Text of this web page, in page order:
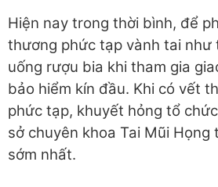
Hiện nay trong thời bình, để
thương phức tạp vành tai như
uống rượu bia khi tham gia
bảo hiểm kín đầu. Khi có vết
phức tạp, khuyết hỏng tổ
sở chuyên khoa Tai Mũi Họng
sớm nhất.